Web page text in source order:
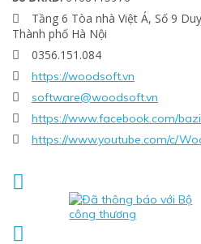

Tầng 6 Tòa nhà Việt Á, Số 9
Thành phố Hà Nội
 0356.151.084
 https://woodsoft.vn
 software@woodsoft.vn
 https://www.facebook.com/
 https://www.youtube.com/c/

